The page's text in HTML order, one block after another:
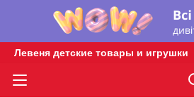
Левеня детские товары и игрушки